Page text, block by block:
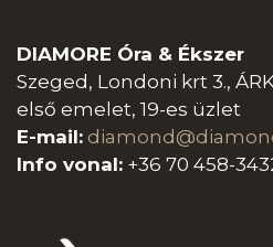
DIAMORE Óra & Ékszer
Szeged, Londoni krt 3.,
első emelet, 19-es üzlet
E-mail:
Info vonal: +36 70 458-